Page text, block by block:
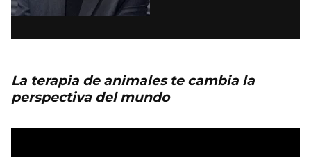
La terapia de animales te cambia la
perspectiva del mundo